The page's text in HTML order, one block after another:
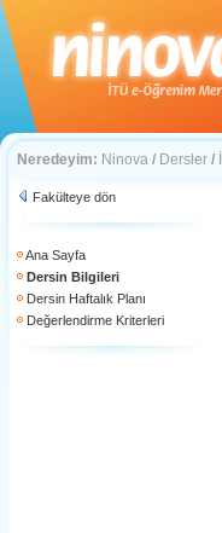
Neredeyim: Ninova / Dersler /
Fakülteye dön
Ana Sayfa
Dersin Bilgileri
Dersin Haftalık Planı
Değerlendirme Kriterleri